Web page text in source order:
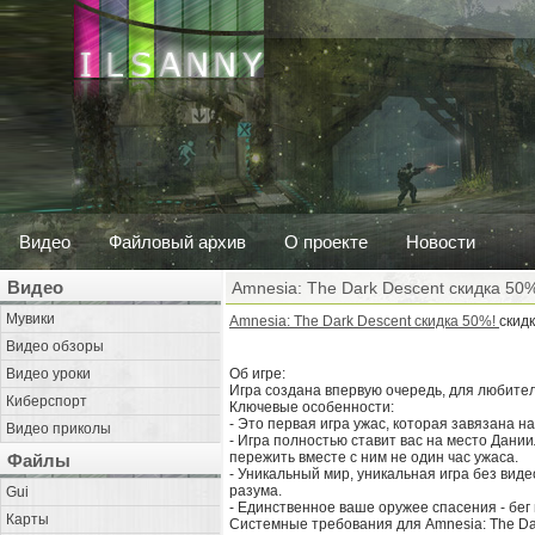
Видео Файловый архив О проекте Новости
Видео
Мувики
Видео обзоры
Видео уроки
Киберспорт
Видео приколы
Файлы
Gui
Карты
Amnesia: The Dark Descent скидка
Amnesia: The Dark Descent скидка 50%!
Об игре:
Игра создана впервую очередь, для
Ключевые особенности:
- Это первая игра ужас, которая завязана
- Игра полностью ставит вас на место
пережить вместе с ним не один час ужаса.
- Уникальный мир, уникальная игра без
разума.
- Единственное ваше оружее спасения - бег
Системные требования для Amnesia: The